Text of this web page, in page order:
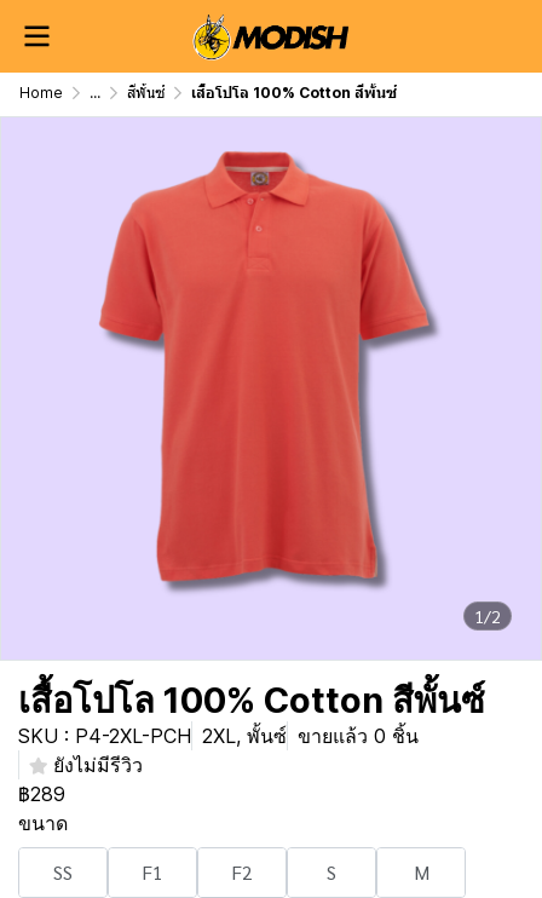
Home ... สีพั้นซ์ เสื้อโปโล 100% Cotton สีพั้นซ์
1/2
เสื้อโปโล 100% Cotton สีพั้นซ์
SKU : P4-2XL-PCH 2XL, พั้นซ์ ขายแล้ว 0 ชิ้น
ยังไม่มีรีวิว
฿289
ขนาด
SS F1 F2 S
M